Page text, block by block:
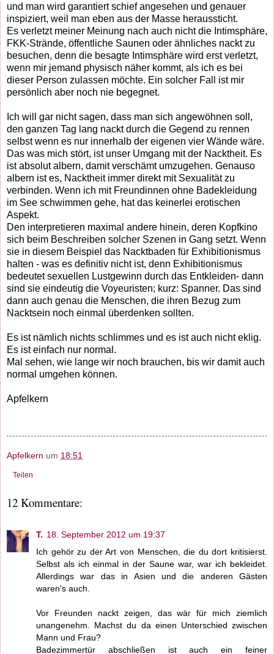
und man wird garantiert schief angesehen und genauer
inspiziert, weil man eben aus der Masse heraussticht.
Es verletzt meiner Meinung nach auch nicht die Intimsphäre,
FKK-Strände, öffentliche Saunen oder ähnliches nackt zu
besuchen, denn die besagte Intimsphäre wird erst verletzt,
wenn mir jemand physisch näher kommt, als ich es bei
dieser Person zulassen möchte. Ein solcher Fall ist mir
persönlich aber noch nie begegnet.
Ich will gar nicht sagen, dass man sich angewöhnen soll,
den ganzen Tag lang nackt durch die Gegend zu rennen
selbst wenn es nur innerhalb der eigenen vier Wände wäre.
Das was mich stört, ist unser Umgang mit der Nacktheit. Es
ist absolut albern, damit verschämt umzugehen. Genauso
albern ist es, Nacktheit immer direkt mit Sexualität zu
verbinden. Wenn ich mit Freundinnen ohne Badekleidung
im See schwimmen gehe, hat das keinerlei erotischen
Aspekt.
Den interpretieren maximal andere hinein, deren Kopfkino
sich beim Beschreiben solcher Szenen in Gang setzt. Wenn
sie in diesem Beispiel das Nacktbaden für Exhibitionismus
halten - was es definitiv nicht ist, denn Exhibitionismus
bedeutet sexuellen Lustgewinn durch das Entkleiden- dann
sind sie eindeutig die Voyeuristen; kurz: Spanner. Das sind
dann auch genau die Menschen, die ihren Bezug zum
Nacktsein noch einmal überdenken sollten.
Es ist nämlich nichts schlimmes und es ist auch nicht eklig.
Es ist einfach nur normal.
Mal sehen, wie lange wir noch brauchen, bis wir damit auch
normal umgehen können.
Apfelkern
Apfelkern um 18:51
Teilen
12 Kommentare:
T. 18. September 2012 um 19:37
Ich gehör zu der Art von Menschen, die du dort kritisierst.
Selbst als ich einmal in der Saune war, war ich bekleidet.
Allerdings war das in Asien und die anderen Gästen
waren's auch.
Vor Freunden nackt zeigen, das wär für mich ziemlich
unangenehm. Machst du da einen Unterschied zwischen
Mann und Frau?
Badezimmertür abschließen ist auch ein feiner